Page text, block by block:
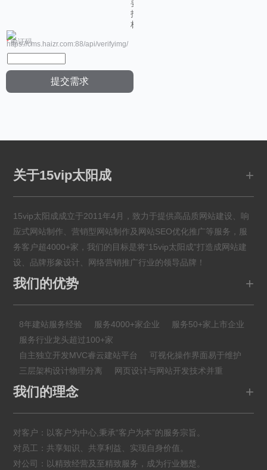
要
招
标
*验证码
关于15vip太阳成 +
15vip太阳成成立于2011年4月，致力于提供高品质网站建设、响
应式网站制作、营销型网站制作及网站SEO优化推广等服务，服
务客户超4000+家，我们的目标是将“15vip太阳成”打造成网站建
设、品牌形象设计、网络营销推广行业的领导品牌！
我们的优势 +
8年建站服务经验 服务4000+家企业
服务50+家上市企业
服务行业龙头超过100+家
自主独立开发MVC睿云建站平台
可视化操作界面易于维护
三层架构设计物理分离
网页设计与网站开发技术并重
我们的理念 +
对客户：以客户为中心,秉承“客户为本”的服务宗旨。
对员工：共享知识、共享利益、实现自身价值。
对公司：以精致经营及至精致服务，成为行业翘楚。